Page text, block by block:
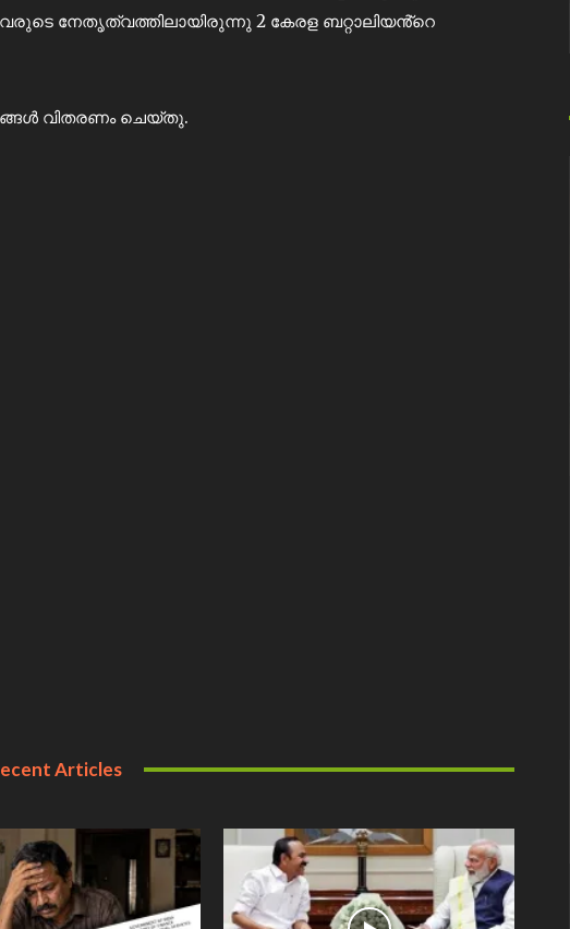
നേതൃത്വത്തിലായിരുന്നു 2 കേരള ബറ്റാലിയൻ്റെ
വിതരണം ചെയ്തു.
Articles